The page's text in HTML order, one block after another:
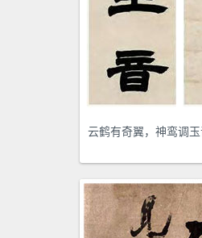
云鹤有奇翼，神鸾调